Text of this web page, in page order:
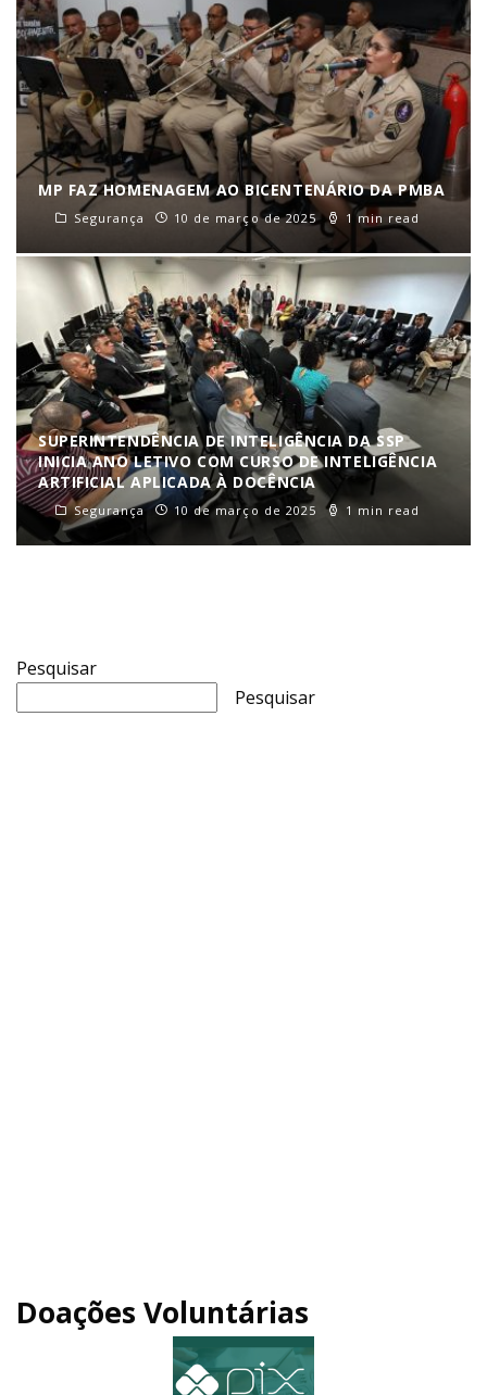
MP FAZ HOMENAGEM AO BICENTENÁRIO DA PMBA
Segurança 10 de março de 2025 1 min read
SUPERINTENDÊNCIA DE INTELIGÊNCIA DA SSP
INICIA ANO LETIVO COM CURSO DE INTELIGÊNCIA
ARTIFICIAL APLICADA À DOCÊNCIA
Segurança 10 de março de 2025 1 min read
Pesquisar
Pesquisar
Doações Voluntárias